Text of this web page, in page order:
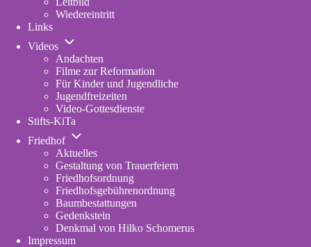
Wiedereintritt
Links
Videos
Unternavigation
Videos
Andachten
Filme zur Reformation
Für Kinder und Jugendliche
Jugendfreizeiten
Video-Gottesdienste
Stifts-KiTa
in
tab)
Friedhof
Unternavigation
Friedhof
Aktuelles
Gestaltung von Trauerfeiern
Friedhofsordnung
Friedhofsgebührenordnung
tab)
Baumbestattungen
Gedenkstein
Denkmal von Hilko Schomerus
Impressum